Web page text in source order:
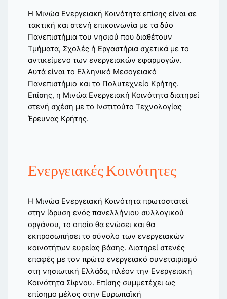
Η Μινώα Ενεργειακή Κοινότητα επίσης είναι σε
τακτική και στενή επικοινωνία με τα δύο
Πανεπιστήμια του νησιού που διαθέτουν
Τμήματα, Σχολές ή Εργαστήρια σχετικά με το
αντικείμενο των ενεργειακών εφαρμογών.
Αυτά είναι το Ελληνικό Μεσογειακό
Πανεπιστήμιο και το Πολυτεχνείο Κρήτης.
Επίσης, η Μινώα Ενεργειακή Κοινότητα διατηρεί
στενή σχέση με το Ινστιτούτο Τεχνολογίας
Έρευνας Κρήτης.
Ενεργειακές Κοινότητες
Η Μινώα Ενεργειακή Κοινότητα πρωτοστατεί
στην ίδρυση ενός πανελλήνιου συλλογικού
οργάνου, το οποίο θα ενώσει και θα
εκπροσωπήσει το σύνολο των ενεργειακών
κοινοτήτων ευρείας βάσης. Διατηρεί στενές
επαφές με τον πρώτο ενεργειακό συνεταιρισμό
στη νησιωτική Ελλάδα, πλέον την Ενεργειακή
Κοινότητα Σίφνου. Επίσης συμμετέχει ως
επίσημο μέλος στην Ευρωπαϊκή